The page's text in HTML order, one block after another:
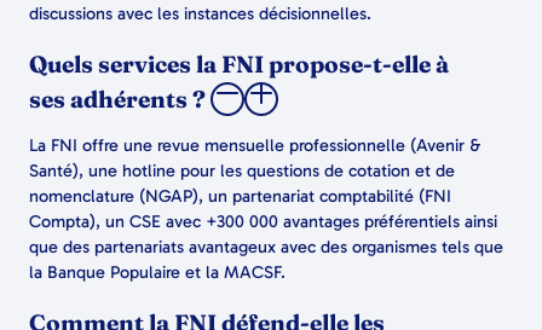
discussions avec les instances décisionnelles.
Quels services la FNI propose-t-elle à
ses adhérents ?
La FNI offre une revue mensuelle professionnelle (Avenir &
Santé), une hotline pour les questions de cotation et de
nomenclature (NGAP), un partenariat comptabilité (FNI
Compta), un CSE avec +300 000 avantages préférentiels ainsi
que des partenariats avantageux avec des organismes tels que
la Banque Populaire et la MACSF.
Comment la FNI défend-elle les